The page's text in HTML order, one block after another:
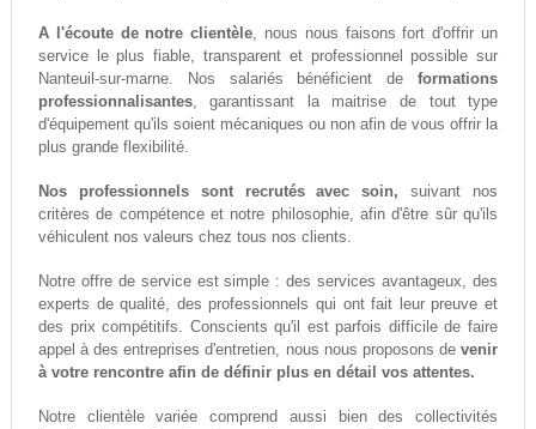
A l'écoute de notre clientèle, nous nous faisons fort d'offrir un
service le plus fiable, transparent et professionnel possible sur
Nanteuil-sur-marne. Nos salariés bénéficient deformations
professionnalisantes, garantissant la maitrise de tout type
d'équipement qu'ils soient mécaniques ou non afin de vous offrir la
plus grande flexibilité.
Nos professionnels sont recrutés avec soin, suivant nos
critères de compétence et notre philosophie, afin d'être sûr qu'ils
véhiculent nos valeurs chez tous nos clients.
Notre offre de service est simple : des services avantageux, des
experts de qualité, des professionnels qui ont fait leur preuve et
des prix compétitifs. Conscients qu'il est parfois difficile de faire
appel à des entreprises d'entretien, nous nous proposons devenir
à votre rencontre afin de définir plus en détail vos attentes.
Notre clientèle variée comprend aussi bien des collectivités